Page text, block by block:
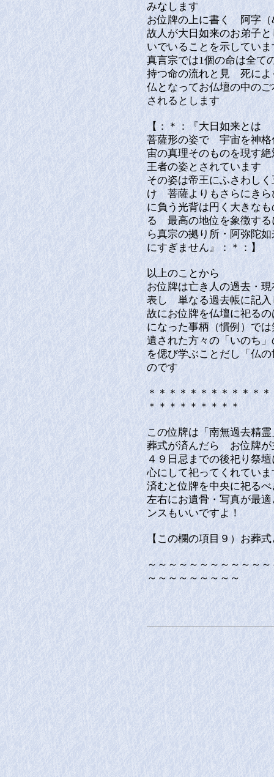
みなします
お位牌の上に書く 阿字
故人が大日如来のお弟子
いでいることを示していま
真言宗では1個の命は全
持つ命の流れと見 死に
仏となってお仏壇の中の
されるとします
【：＊：『大日如来とは
菩薩形の姿で 宇宙を神
宙の真理そのものを現す
王者の姿とされています
その姿は帝王にふさわし
け 菩薩よりもさらにき
に負う光背は円く大きな
る 最高の地位を象徴す
ら真宗の拠り所・阿弥陀
にすぎません』：＊：】
以上のことから
お位牌は亡き人の過去・
表し 単なる過去帳に記
故にお位牌を仏壇に祀る
になった事柄（慣例）で
遺された方々の「いのち
を偲び学ぶことだし「仏
のです
＊＊＊＊＊＊＊＊＊＊＊
＊＊＊＊＊＊＊＊＊
この位牌は「南無過去精
葬式が済んだら お位牌が
４９日忌までの後祀り祭
心にして祀ってくれてい
済むと位牌を中央に祀る
左右にお遺骨・写真が最
ンスもいいですよ！
【この欄の項目９）お葬
～～～～～～～～～～～
～～～～～～～～～